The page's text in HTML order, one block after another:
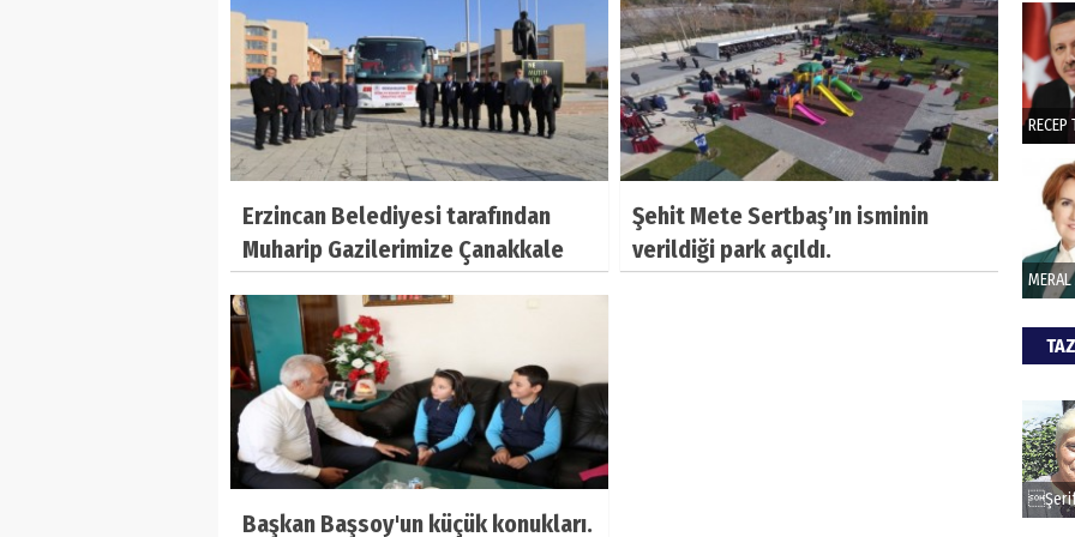
Erzincan Belediyesi tarafından
Muharip Gazilerimize Çanakkale
Şehit Mete Sertbaş’ın isminin
verildiği park açıldı.
Başkan Başsoy'un küçük konukları.